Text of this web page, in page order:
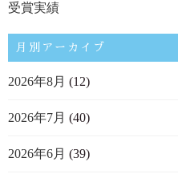
受賞実績
月別アーカイブ
2026年8月 (12)
2026年7月 (40)
2026年6月 (39)